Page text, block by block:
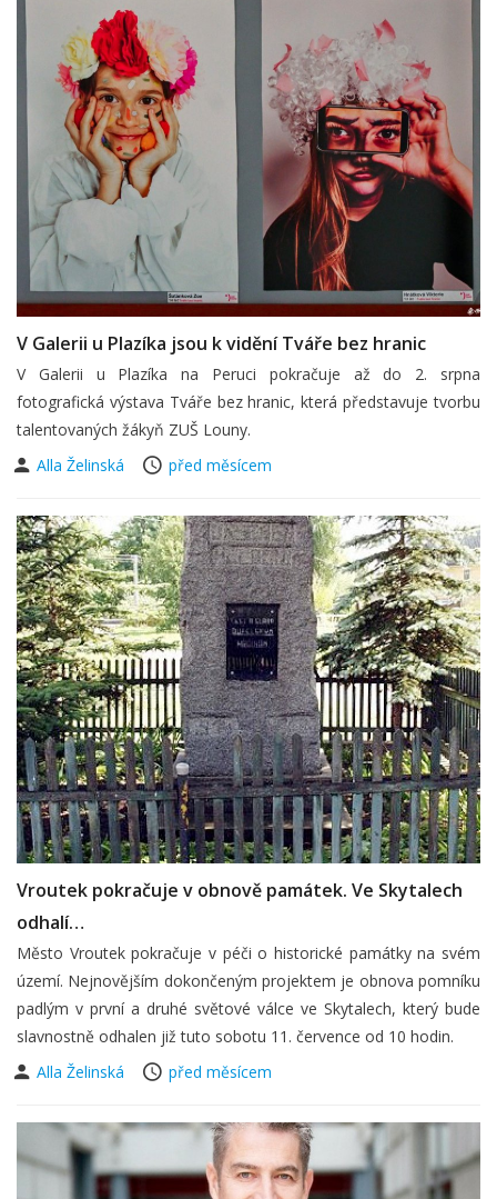
V Galerii u Plazíka jsou k vidění Tváře bez hranic
V Galerii u Plazíka na Peruci pokračuje až do 2. srpna
fotografická výstava Tváře bez hranic, která představuje tvorbu
talentovaných žákyň ZUŠ Louny.
Alla Želinská
před měsícem
Vroutek pokračuje v obnově památek. Ve Skytalech
odhalí…
Město Vroutek pokračuje v péči o historické památky na svém
území. Nejnovějším dokončeným projektem je obnova pomníku
padlým v první a druhé světové válce ve Skytalech, který bude
slavnostně odhalen již tuto sobotu 11. července od 10 hodin.
Alla Želinská
před měsícem